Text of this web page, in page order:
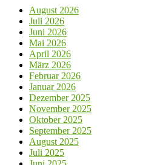
August 2026
Juli 2026
Juni 2026
Mai 2026
April 2026
März 2026
Februar 2026
Januar 2026
Dezember 2025
November 2025
Oktober 2025
September 2025
August 2025
Juli 2025